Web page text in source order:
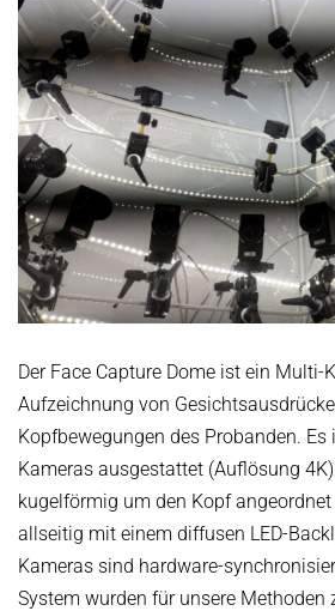
Der Face Capture Dome ist ein Multi-
Aufzeichnung von
Kopfbewegungen des Probanden.
Kameras ausgestattet (Auflösung
kugelförmig um den Kopf
allseitig mit einem diffusen LED-
Kameras sind hardware-
System wurden für unsere Methoden